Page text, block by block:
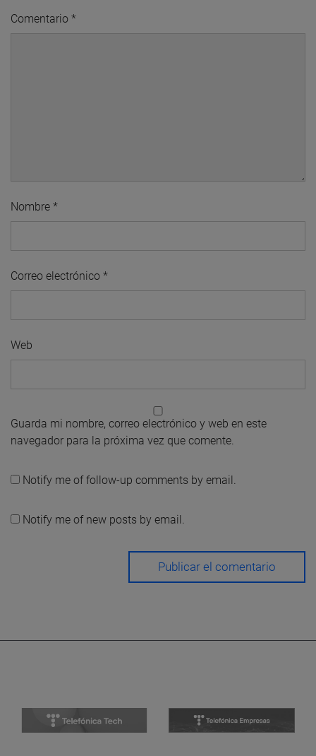
Comentario *
Nombre *
Correo electrónico *
Web
Guarda mi nombre, correo electrónico y web en este
navegador para la próxima vez que comente.
Notify me of follow-up comments by email.
Notify me of new posts by email.